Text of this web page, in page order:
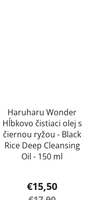
Haruharu Wonder
Hĺbkovo čistiaci olej s
čiernou ryžou - Black
Rice Deep Cleansing
Oil - 150 ml
€15,50